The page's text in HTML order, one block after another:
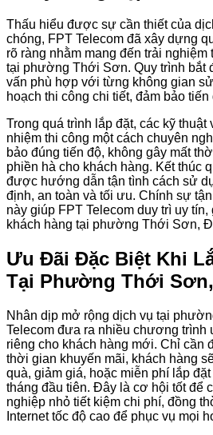
Thấu hiểu được sự cần thiết của
chóng, FPT Telecom đã xây dựng
rõ ràng nhằm mang đến trải nghiệm
tại phường Thới Sơn. Quy trình bắt
vấn phù hợp với từng không gian
hoạch thi công chi tiết, đảm bảo
Trong quá trình lắp đặt, các kỹ thuật
nhiệm thi công một cách chuyên
bảo đúng tiến độ, không gây mất
phiền hà cho khách hàng. Kết thúc
được hướng dẫn tận tình cách sử
định, an toàn và tối ưu. Chính sự
này giúp FPT Telecom duy trì uy
khách hàng tại phường Thới Sơn,
Ưu Đãi Đặc Biệt Khi
Tại Phường Thới
Nhân dịp mở rộng dịch vụ tại
Telecom đưa ra nhiều chương trình
riêng cho khách hàng mới. Chỉ cần
thời gian khuyến mãi, khách hàng
quà, giảm giá, hoặc miễn phí lắp
tháng đầu tiên. Đây là cơ hội tốt để
nghiệp nhỏ tiết kiệm chi phí, đồng
Internet tốc độ cao để phục vụ mọi